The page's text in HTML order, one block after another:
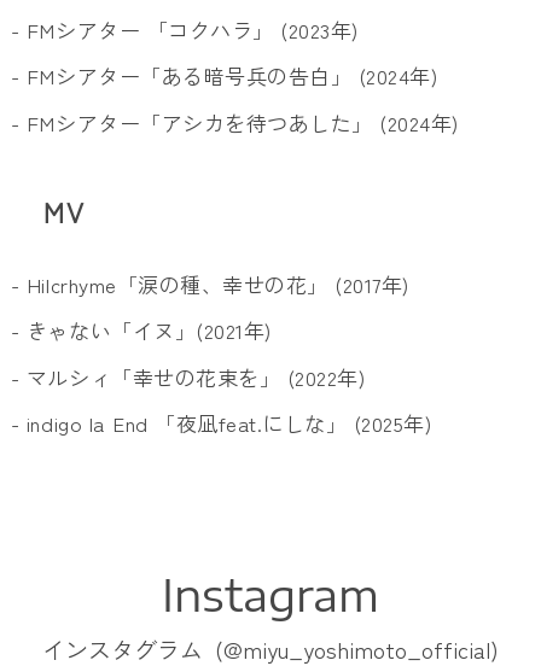
- FMシアター 「コクハラ」 (2023年)
- FMシアター「ある暗号兵の告白」 (2024年)
- FMシアター「アシカを待つあした」 (2024年)
MV
- Hilcrhyme「涙の種、幸せの花」 (2017年)
- きゃない「イヌ」(2021年)
- マルシィ「幸せの花束を」 (2022年)
- indigo la End 「夜凪feat.にしな」 (2025年)
Instagram
インスタグラム (@miyu_yoshimoto_official)